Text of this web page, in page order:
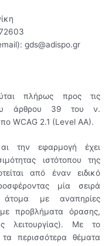
gds@adispo.gr
πλήρως προς τις
άρθρου 39 του ν.
WCAG 2.1 (Level AA).
την εφαρμογή έχει
ιστότοπου της
από έναν ειδικό
μία σειρά
με αναπηρίες
προβλήματα όρασης,
λειτουργίας). Με το
περισσότερα θέματα